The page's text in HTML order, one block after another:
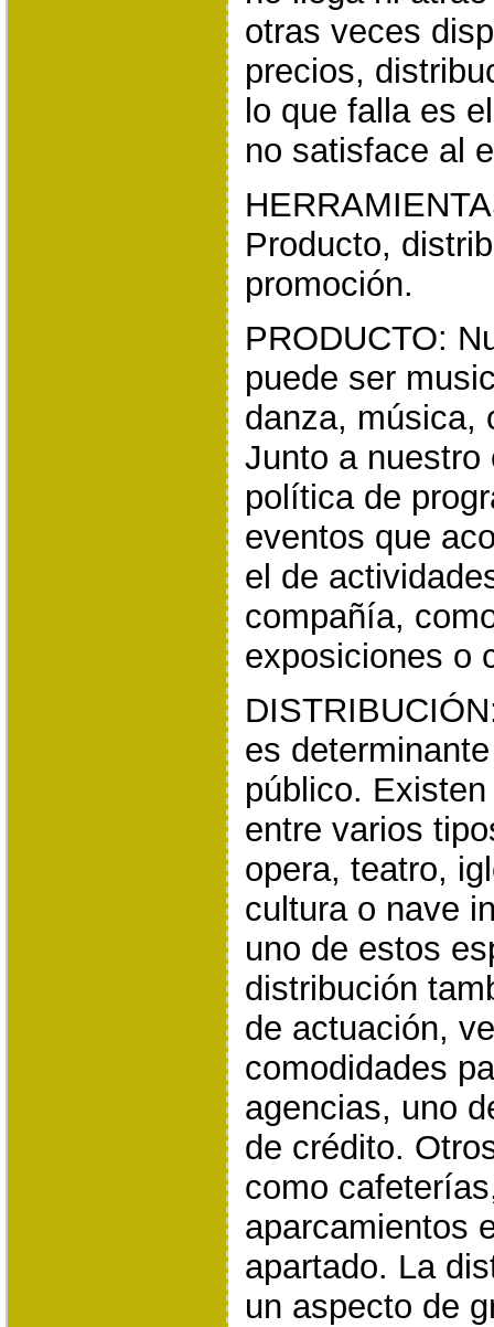
otras veces
precios,
lo que falla es
no satisface al
Producto,
promoción.
PRODUCTO:
puede ser
danza, música,
Junto a nuestro
política de
eventos que
el de
compañía,
exposiciones o
es
público.
entre varios
opera, teatro,
cultura o nave
uno de estos
distribución
de actuación,
comodidades
agencias, uno
de crédito.
como
aparcamientos
apartado. La
un aspecto de